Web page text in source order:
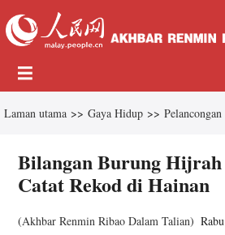
Laman utama >> Gaya Hidup >> Pelancongan
Bilangan Burung
Catat Rekod di Hainan
(Akhbar Renmin Ribao Dalam Talian)